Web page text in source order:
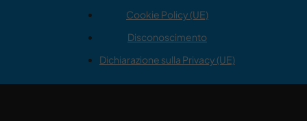
Cookie Policy (UE)
Disconoscimento
Dichiarazione sulla Privacy (UE)